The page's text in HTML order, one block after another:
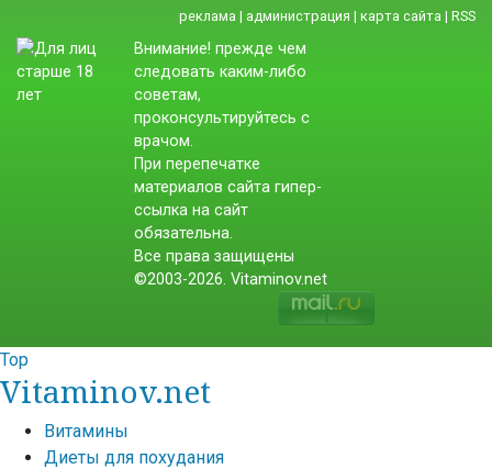
реклама | администрация | карта сайта | RSS
Внимание! прежде чем
следовать каким-либо
советам,
проконсультируйтесь с
врачом.
При перепечатке
материалов сайта гипер-
ссылка на сайт
обязательна.
Все права защищены
©2003-2026. Vitaminov.net
Top
Vitaminov.net
Витамины
Диеты для похудания